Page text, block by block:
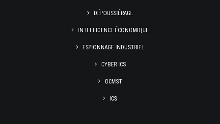
DÉPOUSSIÉRAGE
INTELLIGENCE ÉCONOMIQUE
ESPIONNAGE INDUSTRIEL
CYBER ICS
OCMST
ICS